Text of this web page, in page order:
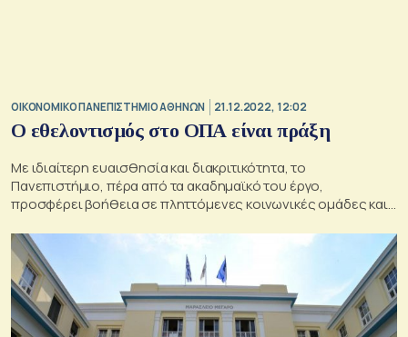
ΟΙΚΟΝΟΜΙΚΟ ΠΑΝΕΠΙΣΤΗΜΙΟ ΑΘΗΝΩΝ 21.12.2022, 12:02
Ο εθελοντισμός στο ΟΠΑ είναι πράξη
Με ιδιαίτερη ευαισθησία και διακριτικότητα, το
Πανεπιστήμιο, πέρα από τα ακαδημαϊκό του έργο,
προσφέρει βοήθεια σε πληττόμενες κοινωνικές ομάδες και